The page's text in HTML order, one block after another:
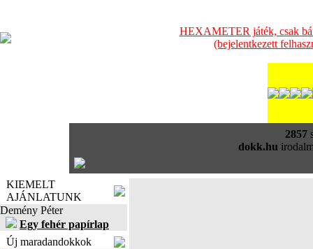
HEXAMETER játék, csak
(bejelentkezett
2857
dokk.hu
KIEMELT
AJÁNLATUNK
Demény Péter
Egy fehér papírlap
Új maradandokkok